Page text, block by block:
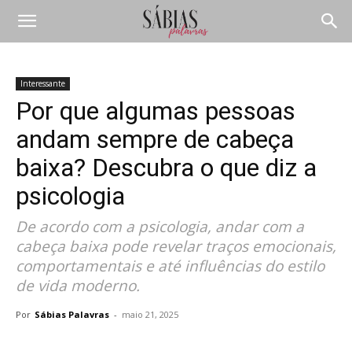
Interessante
Por que algumas pessoas
andam sempre de cabeça
baixa? Descubra o que diz a
psicologia
De acordo com a psicologia, andar com a
cabeça baixa pode revelar traços emocionais,
comportamentais e até influências do estilo
de vida moderno.
Por Sábias Palavras - maio 21, 2025